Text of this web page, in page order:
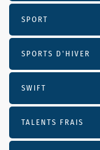
SPORT
SPORTS D'HIVER
SWIFT
TALENTS FRAIS